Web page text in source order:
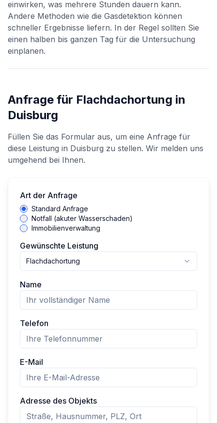
einwirken, was mehrere Stunden dauern kann.
Andere Methoden wie die Gasdetektion können
schneller Ergebnisse liefern. In der Regel sollten Sie
einen halben bis ganzen Tag für die Untersuchung
einplanen.
Anfrage für Flachdachortung in
Duisburg
Füllen Sie das Formular aus, um eine Anfrage für
diese Leistung in Duisburg zu stellen. Wir melden uns
umgehend bei Ihnen.
Art der Anfrage
Standard Anfrage
Notfall (akuter Wasserschaden)
Immobilienverwaltung
Gewünschte Leistung
Flachdachortung
Name
Telefon
E-Mail
Adresse des Objekts